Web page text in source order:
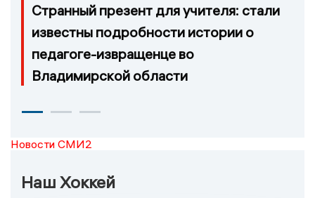
Странный презент для учителя: стали
известны подробности истории о
педагоге-извращенце во
Владимирской области
Новости СМИ2
Наш Хоккей